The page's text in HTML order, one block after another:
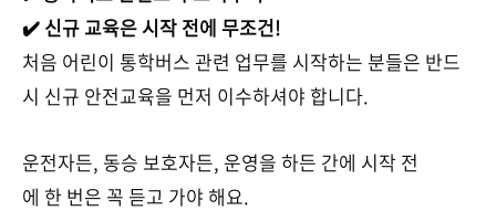
✔️ 신규 교육은 시작 전에 무조건!
처음 어린이 통학버스 관련 업무를 시작하는 분들은 반드
시 신규 안전교육을 먼저 이수하셔야 합니다.
운전자든, 동승 보호자든, 운영을 하든 간에 시작 전
에 한 번은 꼭 듣고 가야 해요.